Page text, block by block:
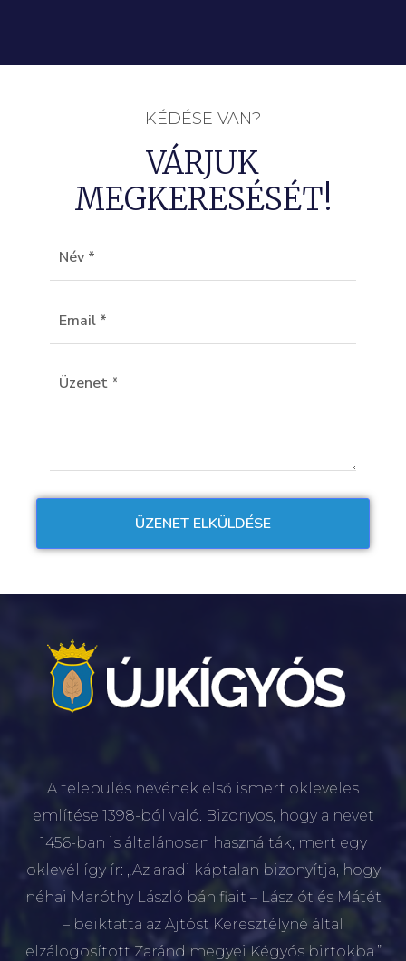
KÉDÉSE VAN?
VÁRJUK
MEGKERESÉSÉT!
A település nevének első ismert okleveles
említése 1398-ból való. Bizonyos, hogy a nevet
1456-ban is általánosan használták, mert egy
oklevél így ír: „Az aradi káptalan bizonyítja, hogy
néhai Maróthy László bán fiait – Lászlót és Mátét
– beiktatta az Ajtóst Keresztélyné által
elzálogosított Zaránd megyei Kégyós birtokba.”